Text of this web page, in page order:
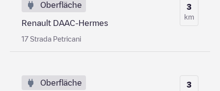
Oberfläche
Renault DAAC-Hermes
17 Strada Petricani
3
km
Oberfläche 3